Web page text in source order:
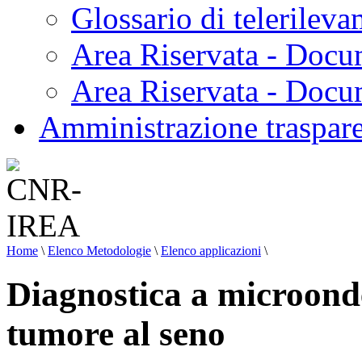
Glossario di
Area Riservata -
Area Riservata -
Amministrazione
Home \ Elenco Metodologie \ Elenco applicazioni \
Diagnostica a
tumore al seno